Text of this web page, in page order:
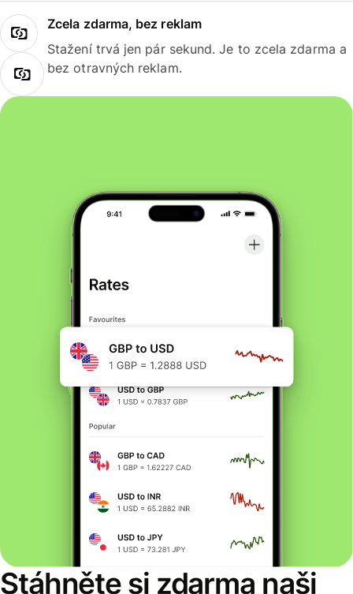
Zcela zdarma, bez reklam
Stažení trvá jen pár sekund. Je to zcela zdarma a
bez otravných reklam.
Stáhněte si zdarma naši